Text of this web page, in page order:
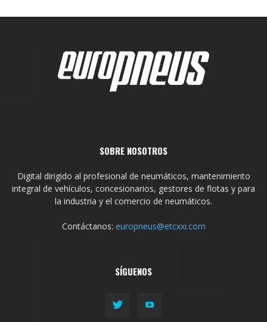
SOBRE NOSOTROS
Digital dirigido al profesional de neumáticos, mantenimiento
integral de vehículos, concesionarios, gestores de flotas y para
la industria y el comercio de neumáticos.
Contáctanos: europneus@etcxxi.com
SÍGUENOS